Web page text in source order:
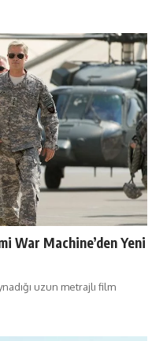
War Machine’den Yeni
uzun metrajlı film